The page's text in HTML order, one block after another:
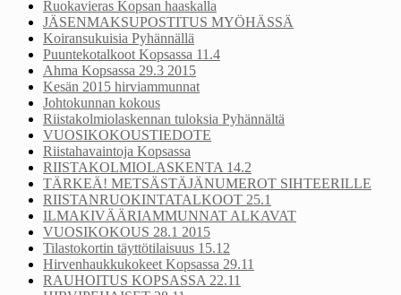
Ruokavieras Kopsan haaskalla
JÄSENMAKSUPOSTITUS MYÖHÄSSÄ
Koiransukuisia Pyhännällä
Puuntekotalkoot Kopsassa 11.4
Ahma Kopsassa 29.3 2015
Kesän 2015 hirviammunnat
Johtokunnan kokous
Riistakolmiolaskennan tuloksia Pyhännältä
VUOSIKOKOUSTIEDOTE
Riistahavaintoja Kopsassa
RIISTAKOLMIOLASKENTA 14.2
TÄRKEÄ! METSÄSTÄJÄNUMEROT SIHTEERILLE
RIISTANRUOKINTATALKOOT 25.1
ILMAKIVÄÄRIAMMUNNAT ALKAVAT
VUOSIKOKOUS 28.1 2015
Tilastokortin täyttötilaisuus 15.12
Hirvenhaukkukokeet Kopsassa 29.11
RAUHOITUS KOPSASSA 22.11